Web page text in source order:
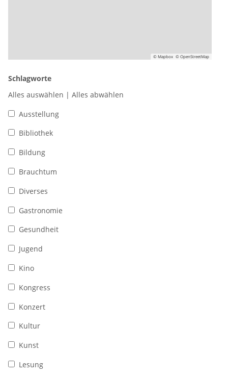
© Mapbox © OpenStreetMap
Schlagworte
Alles auswählen | Alles abwählen
Ausstellung
Bibliothek
Bildung
Brauchtum
Diverses
Gastronomie
Gesundheit
Jugend
Kino
Kongress
Konzert
Kultur
Kunst
Lesung